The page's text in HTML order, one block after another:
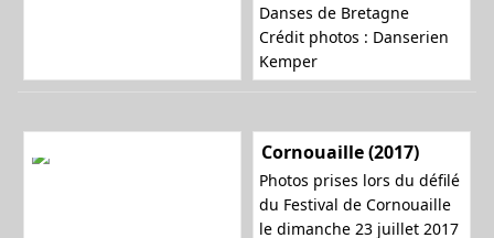
Danses de Bretagne
Crédit photos : Danserien
Kemper
Cornouaille (2017)
Photos prises lors du défilé
du Festival de Cornouaille
le dimanche 23 juillet 2017